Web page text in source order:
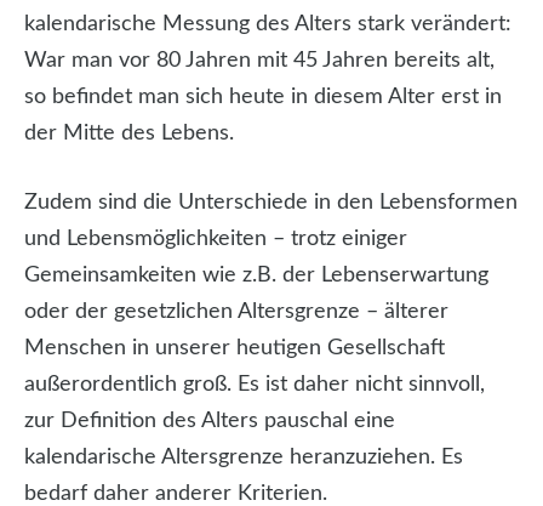
kalendarische Messung des Alters stark verändert:
War man vor 80 Jahren mit 45 Jahren bereits alt,
so befindet man sich heute in diesem Alter erst in
der Mitte des Lebens.
Zudem sind die Unterschiede in den Lebensformen
und Lebensmöglichkeiten – trotz einiger
Gemeinsamkeiten wie z.B. der Lebenserwartung
oder der gesetzlichen Altersgrenze – älterer
Menschen in unserer heutigen Gesellschaft
außerordentlich groß. Es ist daher nicht sinnvoll,
zur Definition des Alters pauschal eine
kalendarische Altersgrenze heranzuziehen. Es
bedarf daher anderer Kriterien.